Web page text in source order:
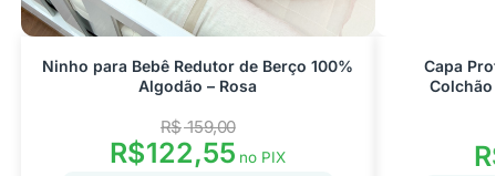
Ninho para Bebê Redutor de Berço 100%
Algodão – Rosa
R$159,00
R$122,55 no PIX
Capa
Colchão